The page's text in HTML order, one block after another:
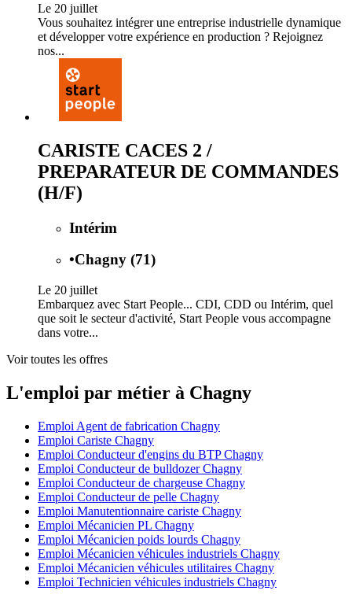
Le 20 juillet
Vous souhaitez intégrer une entreprise industrielle dynamique
et développer votre expérience en production ? Rejoignez
nos...
CARISTE CACES 2 /
PREPARATEUR DE COMMANDES
(H/F)
Intérim
•Chagny (71)
Le 20 juillet
Embarquez avec Start People... CDI, CDD ou Intérim, quel
que soit le secteur d'activité, Start People vous accompagne
dans votre...
Voir toutes les offres
L'emploi par métier à Chagny
Emploi Agent de fabrication Chagny
Emploi Cariste Chagny
Emploi Conducteur d'engins du BTP Chagny
Emploi Conducteur de bulldozer Chagny
Emploi Conducteur de chargeuse Chagny
Emploi Conducteur de pelle Chagny
Emploi Manutentionnaire cariste Chagny
Emploi Mécanicien PL Chagny
Emploi Mécanicien poids lourds Chagny
Emploi Mécanicien véhicules industriels Chagny
Emploi Mécanicien véhicules utilitaires Chagny
Emploi Technicien véhicules industriels Chagny